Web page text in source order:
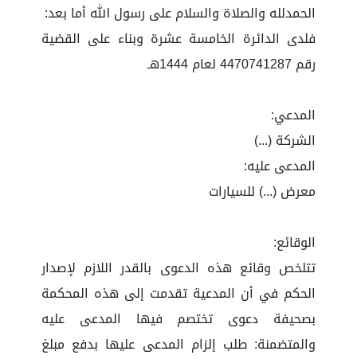
الحمدلله والصلاة والسلام على رسول الله أما بعد:
فلدى الدائرة الخامسة عشرة وبناء على القضية
رقم 4470741287 لعام 1444هـ
المدعي:
الشركة (...)
المدعى عليه:
معرض (...) للسيارات
الوقائع:
تتلخص وقائع هذه الدعوى بالقدر اللازم لإصدار
الحكم في أن المدعية تقدمت إلى هذه المحكمة
بصحيفة دعوى تختصم فيها المدعى عليه
والمتضمنة: طلب إلزام المدعى عليها بدفع مبلغ